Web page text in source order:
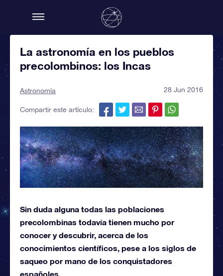
La astronomía en los pueblos
precolombinos: los Incas
Astronomía 28 Jun 2016
Compartir este artículo:
Sin duda alguna todas las poblaciones
precolombinas todavía tienen mucho por
conocer y descubrir, acerca de los
conocimientos científicos, pese a los siglos de
saqueo por mano de los conquistadores
españoles.